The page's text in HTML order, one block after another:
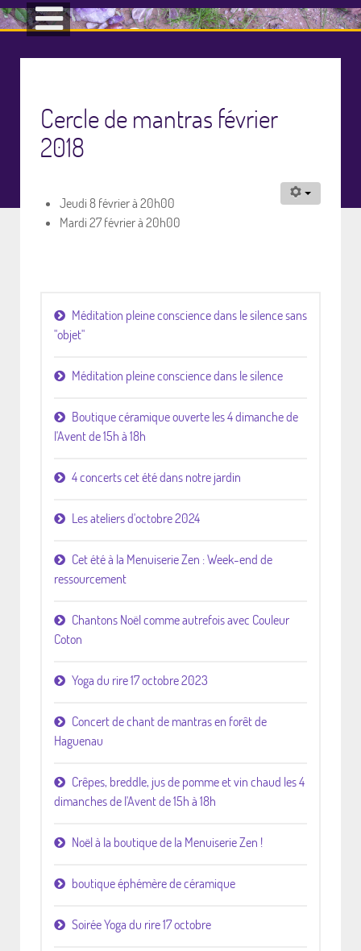
Cercle de mantras février
2018
Jeudi 8 février à 20h00
Mardi 27 février à 20h00
Méditation pleine conscience dans le silence sans
"objet"
Méditation pleine conscience dans le silence
Boutique céramique ouverte les 4 dimanche de
l'Avent de 15h à 18h
4 concerts cet été dans notre jardin
Les ateliers d'octobre 2024
Cet été à la Menuiserie Zen : Week-end de
ressourcement
Chantons Noël comme autrefois avec Couleur
Coton
Yoga du rire 17 octobre 2023
Concert de chant de mantras en forêt de
Haguenau
Crêpes, breddle, jus de pomme et vin chaud les 4
dimanches de l'Avent de 15h à 18h
Noël à la boutique de la Menuiserie Zen !
boutique éphémère de céramique
Soirée Yoga du rire 17 octobre